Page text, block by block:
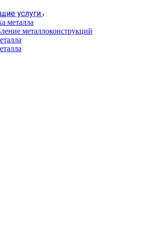
услуги
металла
металлоконструкций